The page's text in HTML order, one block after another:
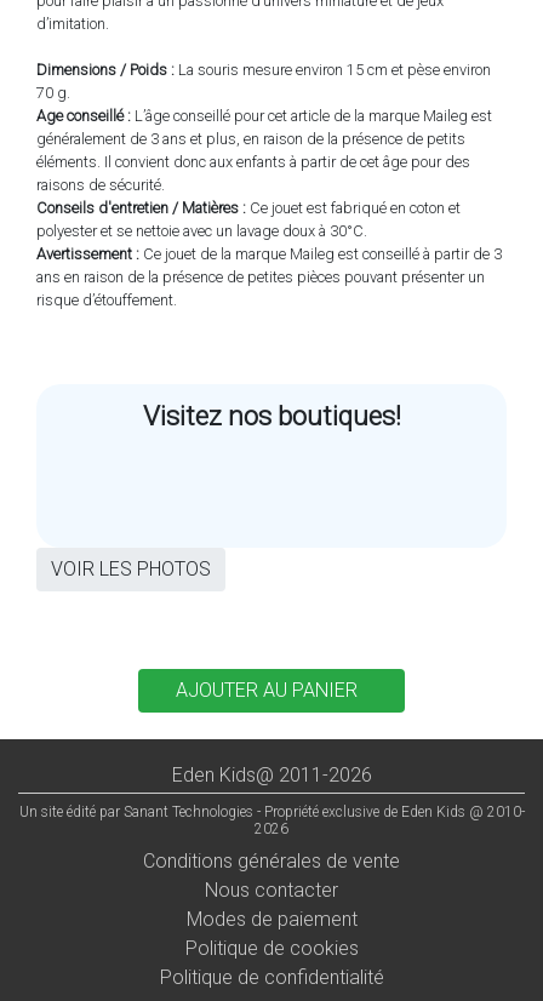
d’imitation.
Dimensions / Poids : La souris mesure environ 15 cm et pèse environ
70 g.
Age conseillé : L’âge conseillé pour cet article de la marque Maileg est
généralement de 3 ans et plus, en raison de la présence de petits
éléments. Il convient donc aux enfants à partir de cet âge pour des
raisons de sécurité.
Conseils d'entretien / Matières : Ce jouet est fabriqué en coton et
polyester et se nettoie avec un lavage doux à 30°C.
Avertissement : Ce jouet de la marque Maileg est conseillé à partir de 3
ans en raison de la présence de petites pièces pouvant présenter un
risque d’étouffement.
Visitez nos boutiques!
VOIR LES PHOTOS
Eden Kids@ 2011-2026
Un site édité par Sanant Technologies - Propriété exclusive de Eden Kids @ 2010-
2026
Conditions générales de vente
Nous contacter
Modes de paiement
Politique de cookies
Politique de confidentialité